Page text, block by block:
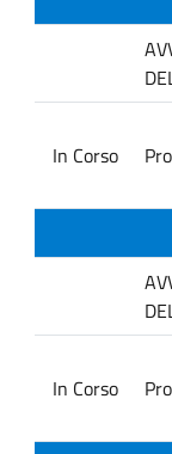
In Corso
In Corso